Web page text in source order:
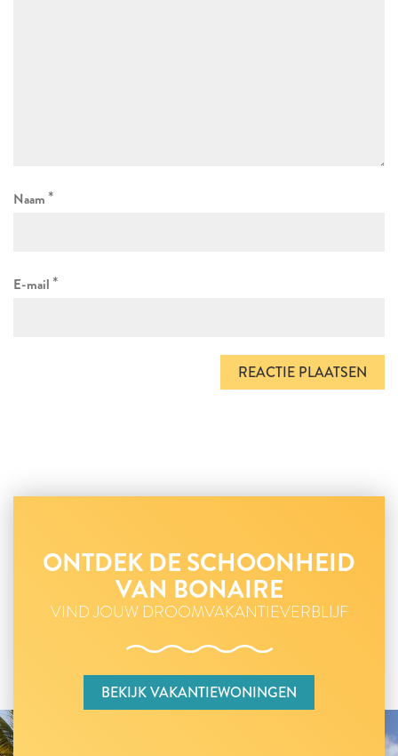
Naam *
E-mail *
ONTDEK DE SCHOONHEID
VAN BONAIRE
VIND JOUW DROOMVAKANTIEVERBLIJF
BEKIJK VAKANTIEWONINGEN